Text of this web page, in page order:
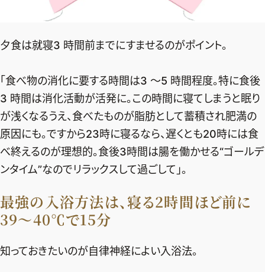
夕食は就寝3 時間前までにすませるのがポイント。
「食べ物の消化に要する時間は3 〜5 時間程度。特に食後
3 時間は消化活動が活発に。この時間に寝てしまうと眠り
が浅くなるうえ、食べたものが脂肪として蓄積され肥満の
原因にも。ですから23時に寝るなら、遅くとも20時には食
べ終えるのが理想的。食後3時間は腸を働かせる“ゴールデ
ンタイム”なのでリラックスして過ごして」。
最強の入浴方法は、寝る2時間ほど前に
39〜40℃で15分
知っておきたいのが自律神経によい入浴法。